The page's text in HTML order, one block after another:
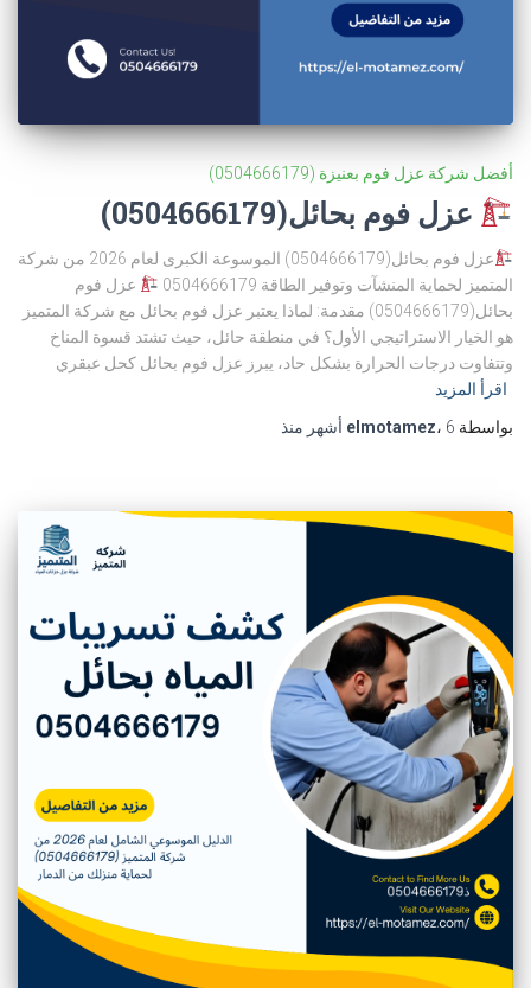
أفضل شركة عزل فوم بعنيزة (0504666179)
عزل فوم بحائل(0504666179)
عزل فوم بحائل(0504666179) الموسوعة الكبرى لعام 2026 من شركة
المتميز لحماية المنشآت وتوفير الطاقة 0504666179
عزل فوم
بحائل(0504666179) مقدمة: لماذا يعتبر عزل فوم بحائل مع شركة المتميز
هو الخيار الاستراتيجي الأول؟ في منطقة حائل، حيث تشتد قسوة المناخ
وتتفاوت درجات الحرارة بشكل حاد، يبرز عزل فوم بحائل كحل عبقري
اقرأ المزيد
بواسطة
elmotamez، 6 أشهر منذ